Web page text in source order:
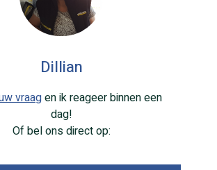
Dillian
vraagen ik reageer binnen een
dag!
Of bel ons direct op: